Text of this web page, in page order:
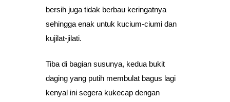
bersih juga tidak berbau keringatnya
sehingga enak untuk kucium-ciumi dan
kujilat-jilati.
Tiba di bagian susunya, kedua bukit
daging yang putih membulat bagus lagi
kenyal ini segera kukecap dengan